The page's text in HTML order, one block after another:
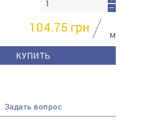
—
104.75 грн
м
КУПИТЬ
Задать вопрос